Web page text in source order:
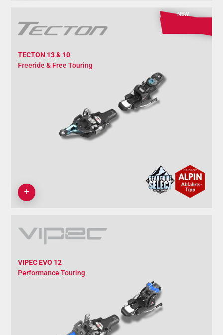
NEW
TECTON 13 & 10
Freeride & Free Touring
VIPEC EVO 12
Performance Touring